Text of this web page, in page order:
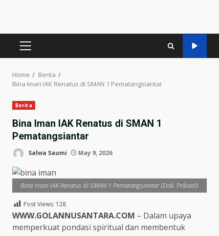
PRIMARY
Home
Berita
Bina Iman IAK Renatus di SMAN 1 Pematangsiantar
Berita
Bina Iman IAK Renatus di SMAN 1
Pematangsiantar
Salwa Saumi May 9, 2026
Bina Iman IAK Renatus di SMAN 1 Pematangsiantar (Dok. Pribadi)
Post Views: 128
WWW.GOLANNUSANTARA.COM – Dalam upaya
memperkuat pondasi spiritual dan membentuk